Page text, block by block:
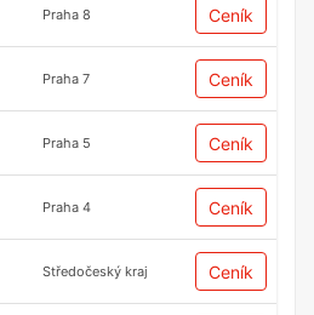
Praha 8 Ceník
Praha 7 Ceník
Praha 5 Ceník
Praha 4 Ceník
Středočeský kraj Ceník